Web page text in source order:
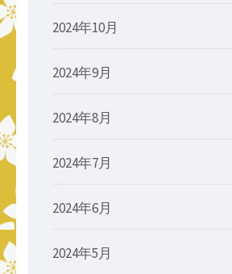
2024年10月
2024年9月
2024年8月
2024年7月
2024年6月
2024年5月